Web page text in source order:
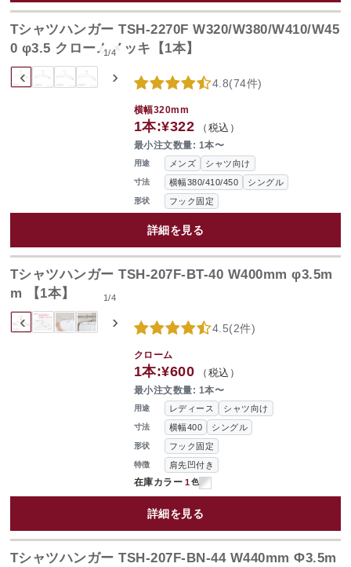
‹ ›
1/4
Tシャツハンガー TSH-2270F W320/W380/W410/W45
0 φ3.5 クロームメッキ【1本】
用途 メンズ シャツ向け
寸法 横幅380/410/450 シングル
形状 フック固定
4.8(74件)
横幅320mm
1本:¥322 （税込）
最小注文数量: 1本〜
詳細を見る
‹ ›
1/4
Tシャツハンガー TSH-207F-BT-40 W400mm φ3.5m
m 【1本】
用途 レディース シャツ向け
寸法 横幅400 シングル
形状 フック固定
特徴 肩先凹付き
在庫カラー 1色
4.5(2件)
クローム
1本:¥600 （税込）
最小注文数量: 1本〜
詳細を見る
Tシャツハンガー TSH-207F-BN-44 W440mm Φ3.5m